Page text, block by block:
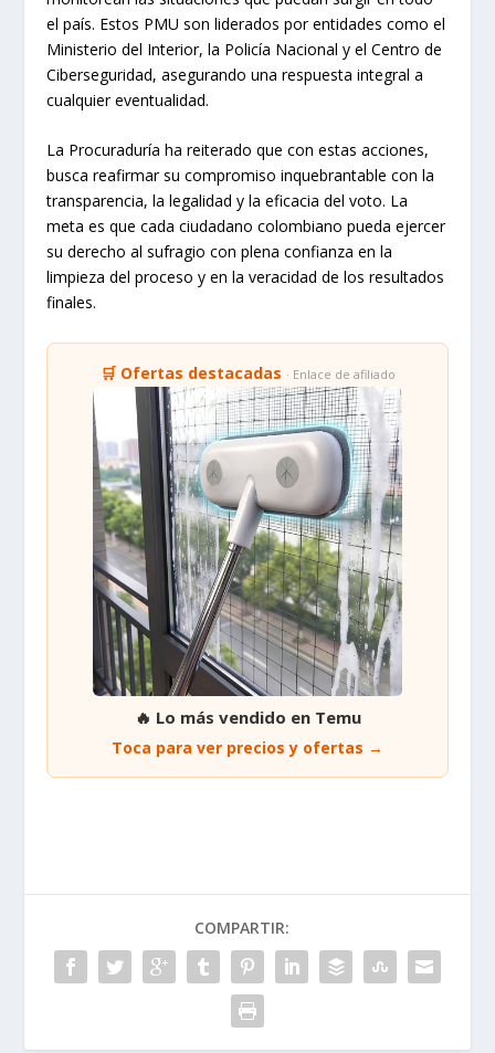
el país. Estos PMU son liderados por entidades como el
Ministerio del Interior, la Policía Nacional y el Centro de
Ciberseguridad, asegurando una respuesta integral a
cualquier eventualidad.
La Procuraduría ha reiterado que con estas acciones,
busca reafirmar su compromiso inquebrantable con la
transparencia, la legalidad y la eficacia del voto. La
meta es que cada ciudadano colombiano pueda ejercer
su derecho al sufragio con plena confianza en la
limpieza del proceso y en la veracidad de los resultados
finales.
🛒 Ofertas destacadas · Enlace de afiliado
🔥 Lo más vendido en Temu
Toca para ver precios y ofertas →
COMPARTIR: